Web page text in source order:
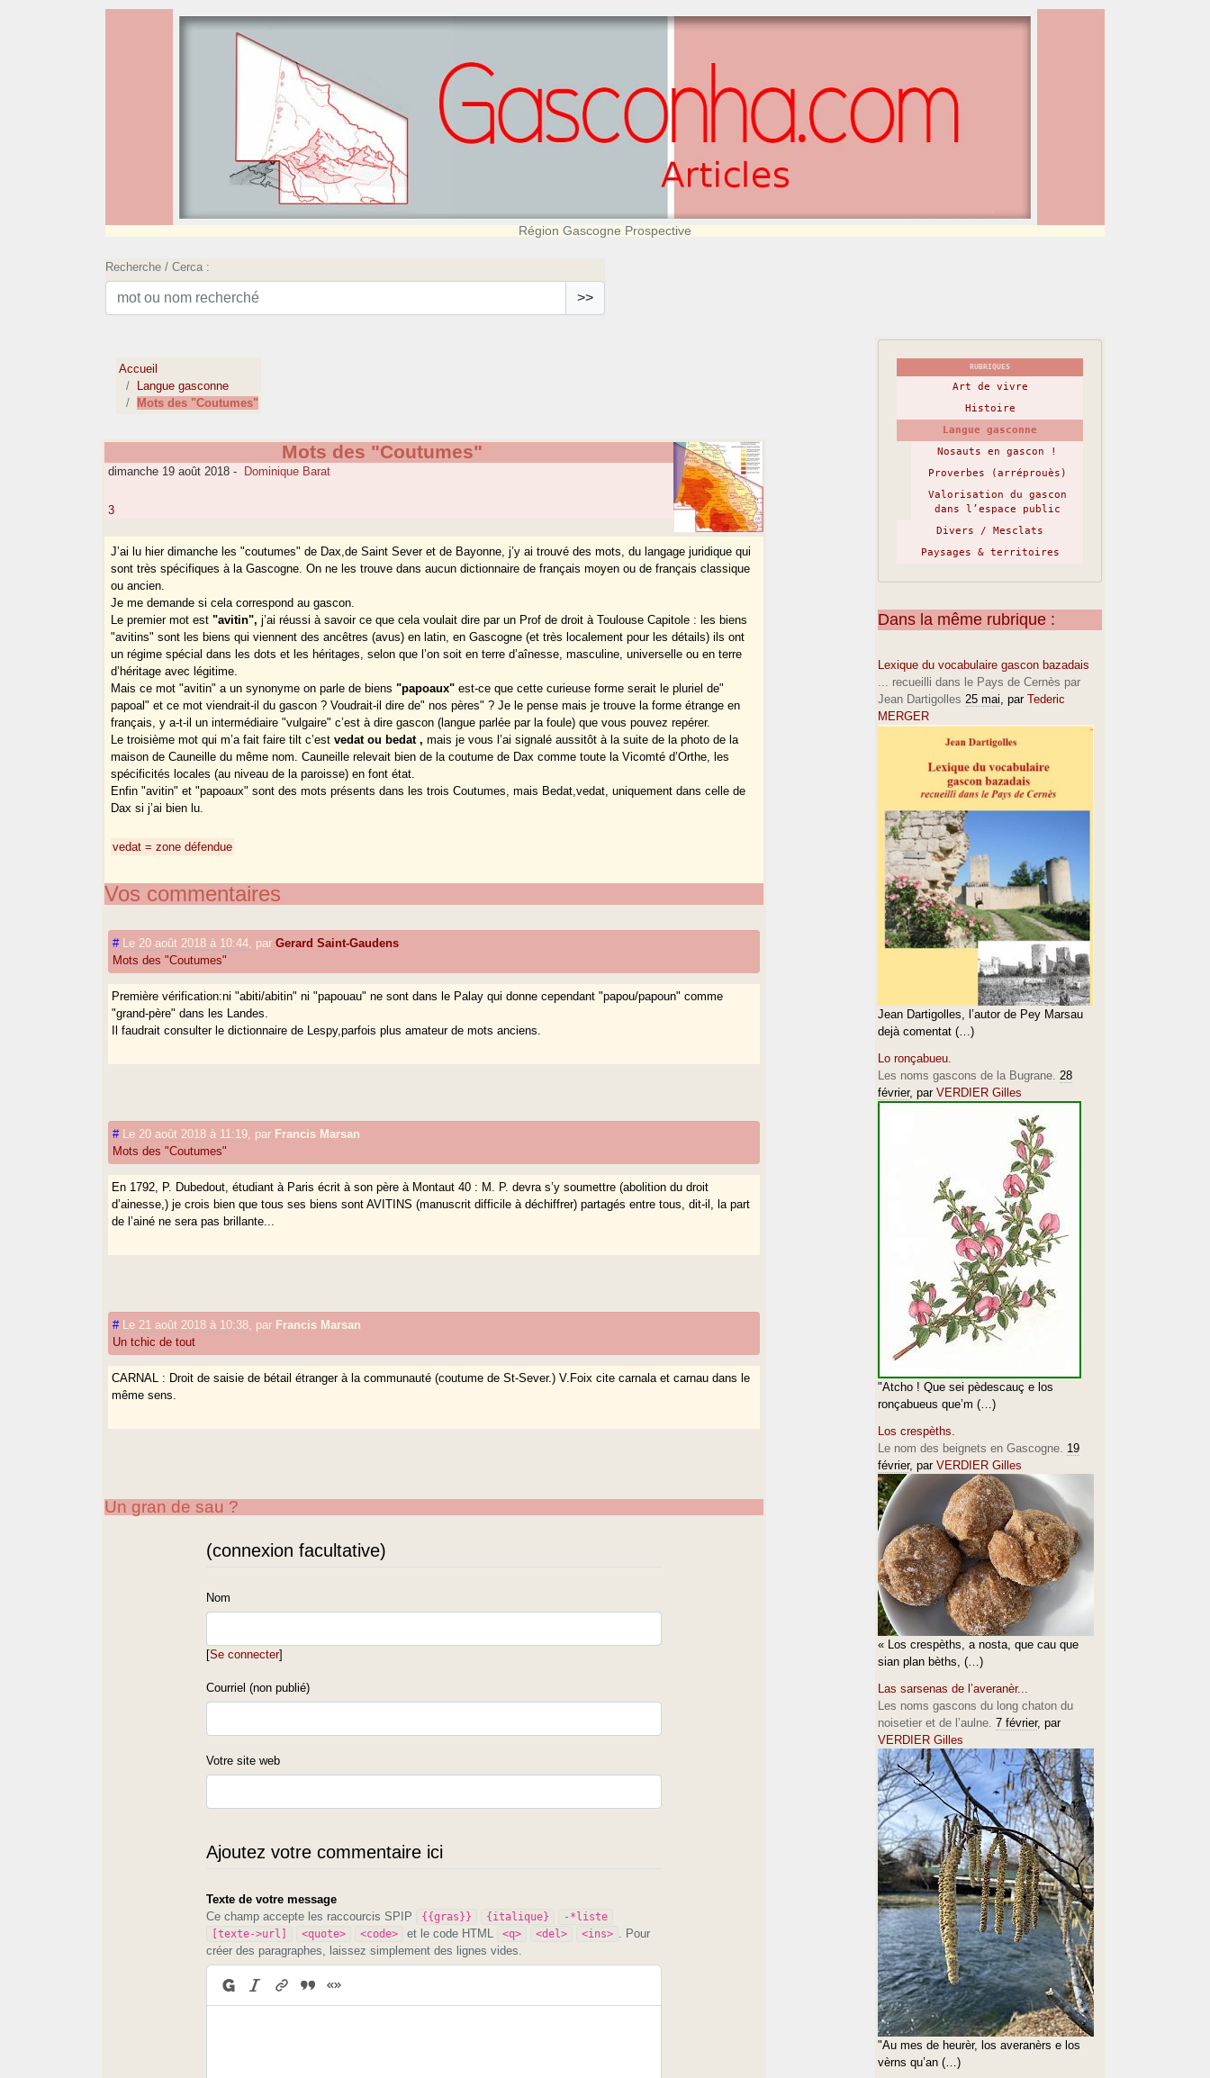
Région Gascogne Prospective
Recherche / Cerca :
>>
Accueil
Langue gasconne
Mots des "Coutumes"
Mots des "Coutumes"
dimanche 19 août 2018 - Dominique Barat
3
J’ai lu hier dimanche les "coutumes" de Dax,de Saint Sever et de Bayonne, j’y ai trouvé des mots, du langage juridique qui
sont très spécifiques à la Gascogne. On ne les trouve dans aucun dictionnaire de français moyen ou de français classique
ou ancien.
Je me demande si cela correspond au gascon.
Le premier mot est"avitin", j’ai réussi à savoir ce que cela voulait dire par un Prof de droit à Toulouse Capitole : les biens
"avitins" sont les biens qui viennent des ancêtres (avus) en latin, en Gascogne (et très localement pour les détails) ils ont
un régime spécial dans les dots et les héritages, selon que l’on soit en terre d’aînesse, masculine, universelle ou en terre
d’héritage avec légitime.
Mais ce mot "avitin" a un synonyme on parle de biens"papoaux" est-ce que cette curieuse forme serait le pluriel de"
papoal" et ce mot viendrait-il du gascon ? Voudrait-il dire de" nos pères" ? Je le pense mais je trouve la forme étrange en
français, y a-t-il un intermédiaire "vulgaire" c’est à dire gascon (langue parlée par la foule) que vous pouvez repérer.
Le troisième mot qui m’a fait faire tilt c’estvedat ou bedat , mais je vous l’ai signalé aussitôt à la suite de la photo de la
maison de Cauneille du même nom. Cauneille relevait bien de la coutume de Dax comme toute la Vicomté d’Orthe, les
spécificités locales (au niveau de la paroisse) en font état.
Enfin "avitin" et "papoaux" sont des mots présents dans les trois Coutumes, mais Bedat,vedat, uniquement dans celle de
Dax si j’ai bien lu.
vedat = zone défendue
Vos commentaires
# Le 20 août 2018 à 10:44 parGerard Saint-Gaudens
Mots des "Coutumes"
Première vérification:ni "abiti/abitin" ni "papouau" ne sont dans le Palay qui donne cependant "papou/papoun" comme
"grand-père" dans les Landes.
Il faudrait consulter le dictionnaire de Lespy,parfois plus amateur de mots anciens.
# Le 20 août 2018 à 11:19 par Francis Marsan
Mots des "Coutumes"
En 1792, P. Dubedout, étudiant à Paris écrit à son père à Montaut 40 : M. P. devra s’y soumettre (abolition du droit
d’ainesse,) je crois bien que tous ses biens sont AVITINS (manuscrit difficile à déchiffrer) partagés entre tous, dit-il, la part
de l’ainé ne sera pas brillante...
# Le 21 août 2018 à 10:38 par Francis Marsan
Un tchic de tout
CARNAL : Droit de saisie de bétail étranger à la communauté (coutume de St-Sever.) V.Foix cite carnala et carnau dans le
même sens.
Un gran de sau ?
(connexion facultative)
Nom
[Se connecter]
Courriel (non publié)
Votre site web
Ajoutez votre commentaire ici
Texte de votre message
Ce champ accepte les raccourcis SPIP
{{gras}} {italique}
-*liste
[texte->url]
<quote> <code> et le code HTML <q> <del> <ins>
. Pour
créer des paragraphes, laissez simplement des lignes vides.
RUBRIQUES
Art de vivre
Histoire
Langue gasconne
Nosauts en gascon !
Proverbes (arréprouès)
Valorisation du gascon
dans l’espace public
Divers / Mesclats
Paysages & territoires
Dans la même rubrique :
Lexique du vocabulaire gascon bazadais
... recueilli dans le Pays de Cernès par
Jean Dartigolles 25 mai, par Tederic
MERGER
Jean Dartigolles, l’autor de Pey Marsau
dejà comentat (…)
Lo ronçabueu.
Les noms gascons de la Bugrane. 28
février, par VERDIER Gilles
"Atcho ! Que sei pèdescauç e los
ronçabueus que’m (…)
Los crespèths.
Le nom des beignets en Gascogne. 19
février, par VERDIER Gilles
« Los crespèths, a nosta, que cau que
sian plan bèths, (…)
Las sarsenas de l’averanèr...
Les noms gascons du long chaton du
noisetier et de l’aulne. 7 février, par
VERDIER Gilles
"Au mes de heurèr, los averanèrs e los
vèrns qu’an (…)